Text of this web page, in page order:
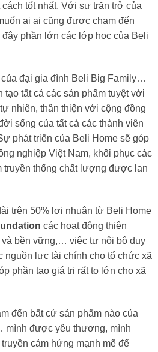
tốt nhất. Với sự trăn trở của
ai ai cũng được chạm đến
đây phần lớn các lớp học của Beli
của đại gia đình Beli Big Family…
tất cả các sản phẩm tuyệt vời
nhiên, thân thiện với cộng đồng
sống của tất cả các thành viên
phát triển của Beli Home sẽ góp
nghiệp Việt Nam, khôi phục các
truyền thống chất lượng được lan
trên 50% lợi nhuận từ Beli Home
các hoạt động thiện
và bền vững,… việc tự nội bộ duy
nguồn lực tài chính cho tổ chức xã
phần tạo giá trị rất to lớn cho xã
đến bất cứ sản phẩm nào của
mình được yêu thương, mình
cảm hứng mạnh mẽ để